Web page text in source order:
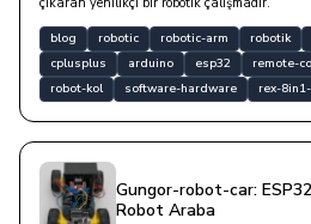
blog robotic robotic-arm robotik
cplusplus
arduino esp32 remote-
robot-kol
software-hardware rex-
Gungor-robot-car:
Robot Araba